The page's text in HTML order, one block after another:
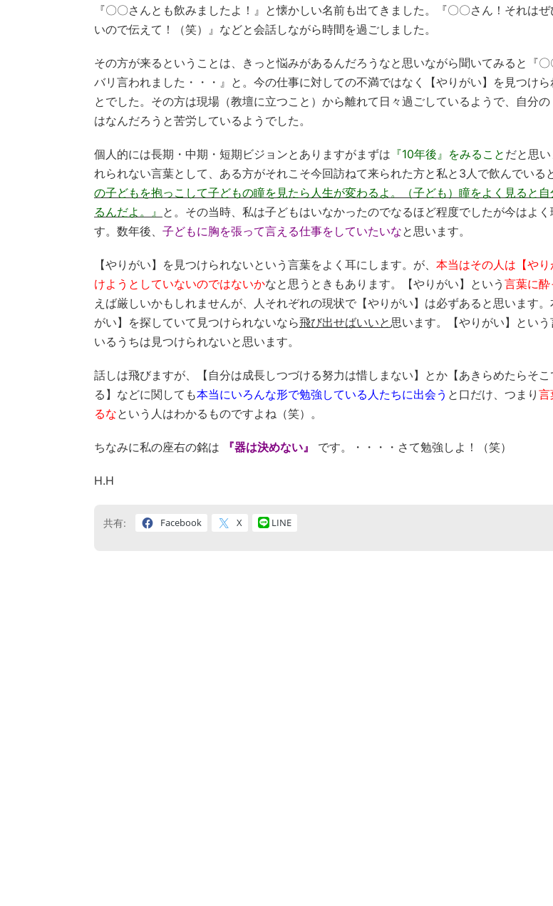
『〇〇さんとも飲みましたよ！』と懐かしい名前も出てきました。『〇〇さん！それは
いので伝えて！（笑）』などと会話しながら時間を過ごしました。
その方が来るということは、きっと悩みがあるんだろうなと思いながら聞いてみると『
バリ言われました・・・』と。今の仕事に対しての不満ではなく【やりがい】を見つけら
とでした。その方は現場（教壇に立つこと）から離れて日々過ごしているようで、自分の
はなんだろうと苦労しているようでした。
個人的には長期・中期・短期ビジョンとありますがまずは 『10年後』をみること だと思
れられない言葉として、ある方がそれこそ今回訪ねて来られた方と私と3人で飲んでいる
の子どもを抱っこして子どもの瞳を見たら人生が変わるよ。（子ども）瞳をよく見ると
るんだよ。』 と。その当時、私は子どもはいなかったのでなるほど程度でしたが今はよく
す。数年後、 子どもに胸を張って言える仕事をしていたいなと思います。
【やりがい】を見つけられないという言葉をよく耳にします。が、 本当はその人は【や
けようとしていないのではないかなと思うときもあります。【やりがい】という 言葉に酔
えば厳しいかもしれませんが、人それぞれの現状で【やりがい】は必ずあると思います。
がい】を探していて見つけられないなら飛び出せばいいと思います。【やりがい】という
いるうちは見つけられないと思います。
話しは飛びますが、【自分は成長しつづける努力は惜しまない】とか【あきらめたらそこ
る】などに関しても本当にいろんな形で勉強している人たちに出会う と口だけ、つまり 言
るなという人はわかるものですよね（笑）。
ちなみに私の座右の銘は 『器は決めない』 です。・・・・さて勉強しよ！（笑）
H.H
共有: Facebook X LINE